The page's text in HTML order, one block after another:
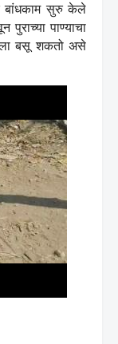
बांधकाम सुरु केले
पाण्याचा
बसू शकतो असे